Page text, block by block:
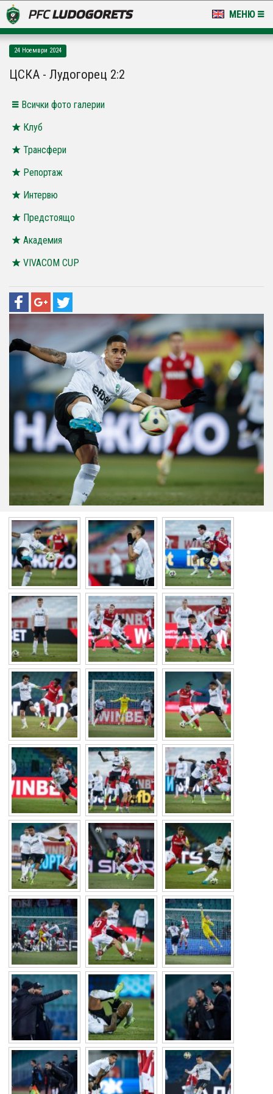
МЕНЮ
LUDOGORETS TV
СТАДИОН & БАЗИ
КЛУБ
ЗА ФЕНОВЕ
24 Ноември 2024
ЦСКА - Лудогорец 2:2
Всички фото галерии
Клуб
Трансфери
Репортаж
Интервю
Предстоящо
Академия
VIVACOM CUP